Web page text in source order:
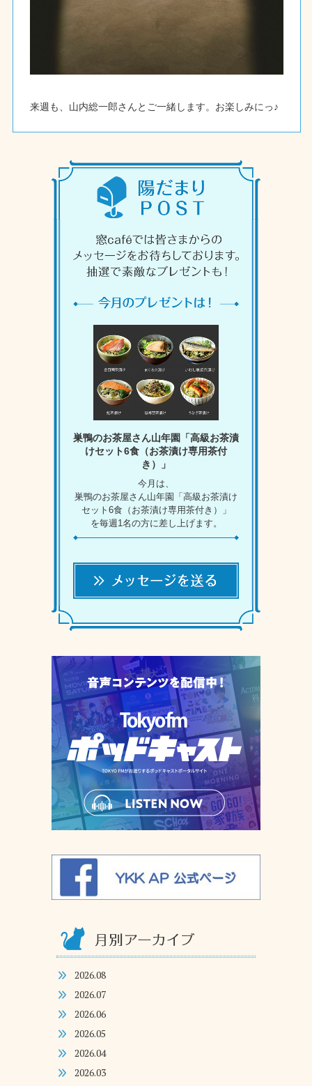
来週も、山内総一郎さんとご一緒します。お楽しみにっ♪
巣鴨のお茶屋さん山年園「高級お茶漬
けセット6食（お茶漬け専用茶付
き）」
今月は、
巣鴨のお茶屋さん山年園「高級お茶漬け
セット6食（お茶漬け専用茶付き）」
を毎週1名の方に差し上げます。
2026.08
2026.07
2026.06
2026.05
2026.04
2026.03